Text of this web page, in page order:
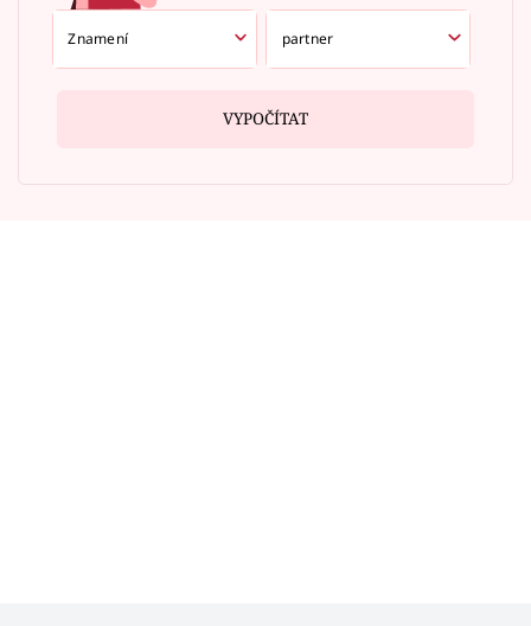
VYPOČÍTAT